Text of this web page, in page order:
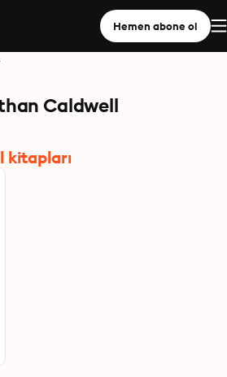
Hemen abone ol
Caldwell
kitapları